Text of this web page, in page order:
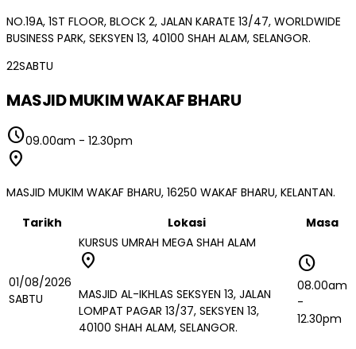
NO.19A, 1ST FLOOR, BLOCK 2, JALAN KARATE 13/47, WORLDWIDE
BUSINESS PARK, SEKSYEN 13, 40100 SHAH ALAM, SELANGOR.
22SABTU
MASJID MUKIM WAKAF BHARU
schedule09.00am - 12.30pm
location_on
MASJID MUKIM WAKAF BHARU, 16250 WAKAF BHARU, KELANTAN.
Tarikh
Lokasi Masa
01/08/2026
SABTU
KURSUS UMRAH MEGA SHAH ALAM
location_on
MASJID AL-IKHLAS SEKSYEN 13, JALAN
LOMPAT PAGAR 13/37, SEKSYEN 13,
40100 SHAH ALAM, SELANGOR.
schedule
08.00am
-
12.30pm